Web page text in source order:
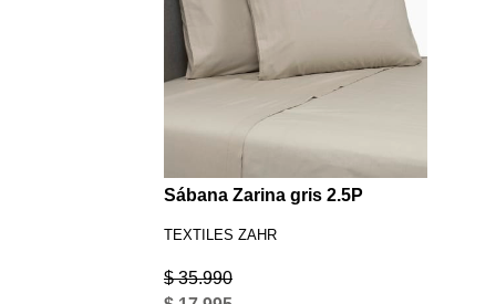
Sábana Zarina gris 2.5P
TEXTILES ZAHR
$ 35.990